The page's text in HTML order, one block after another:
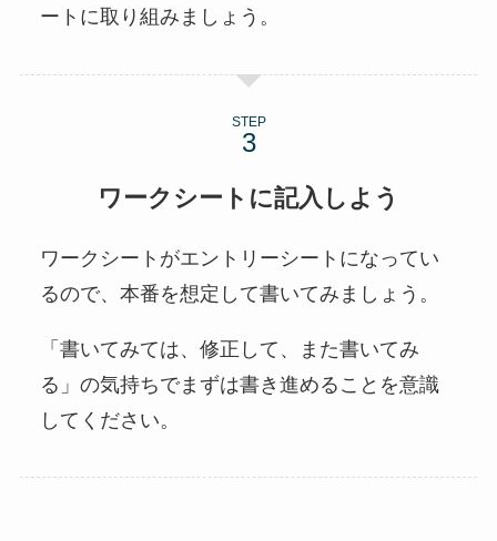
ートに取り組みましょう。
STEP
ワークシートに記入しよう
ワークシートがエントリーシートになってい
るので、本番を想定して書いてみましょう。
「書いてみては、修正して、また書いてみ
る」の気持ちでまずは書き進めることを意識
してください。